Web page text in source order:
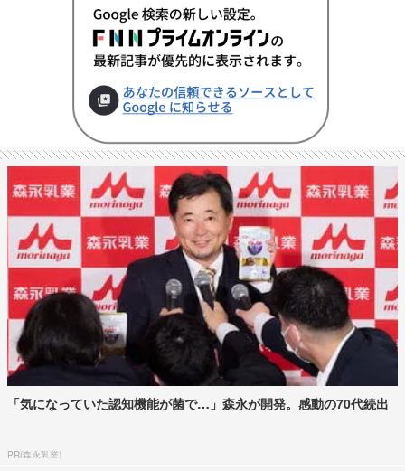
「気になっていた認知機能が菌で…」森永が開発。感動の70代続出
PR(森永乳業)